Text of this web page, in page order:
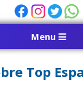
Menu
Top